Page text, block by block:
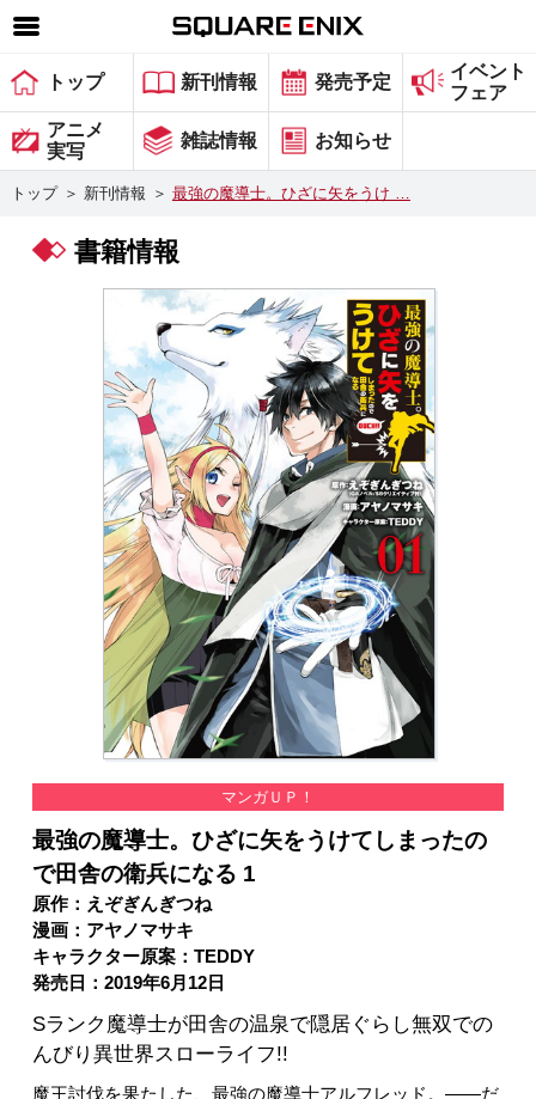
SQUARE ENIX 公式サイトメニュー
ゲーム
マガジン＆ブックス
グッズ
会社情報 採用情報
スクウェア・エニックス サイト内検索
トップ 新刊情報 発売予定
イベント
フェア
アニメ
実写
雑誌情報 お知らせ
トップ ＞ 新刊情報 ＞ 最強の魔導士。ひざに矢をうけ …
書籍情報
マンガＵＰ！
最強の魔導士。ひざに矢をうけてしまったの
で田舎の衛兵になる 1
原作：えぞぎんぎつね
漫画：アヤノマサキ
キャラクター原案：TEDDY
発売日：2019年6月12日
Sランク魔導士が田舎の温泉で隠居ぐらし無双での
んびり異世界スローライフ!!
魔王討伐を果たした、最強の魔導士アルフレッド。――だ